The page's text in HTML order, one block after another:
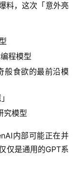
料，这次「意外亮
程模型
般食欲的最前沿模
究模型
内部可能正在并
仅是通用的GPT系